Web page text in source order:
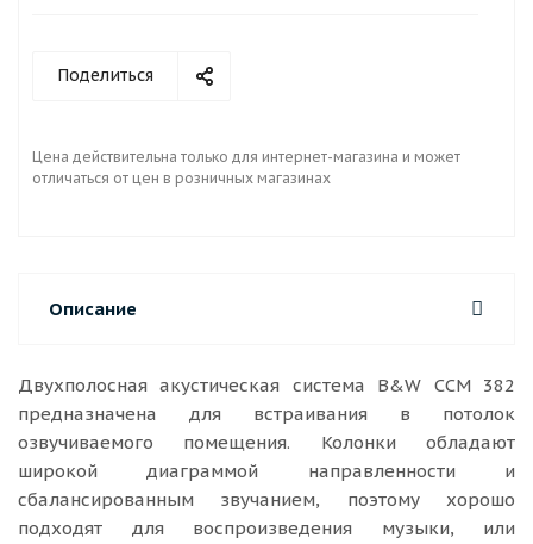
Поделиться
Цена действительна только для интернет-магазина и может
отличаться от цен в розничных магазинах
Описание
Двухполосная акустическая система B&W CCM 382
предназначена для встраивания в потолок
озвучиваемого помещения. Колонки обладают
широкой диаграммой направленности и
сбалансированным звучанием, поэтому хорошо
подходят для воспроизведения музыки, или